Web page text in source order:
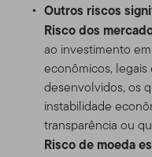
Outros riscos
Risco dos
ao investimento
econômicos,
desenvolvidos, os
instabilidade
transparência ou
Risco de moeda